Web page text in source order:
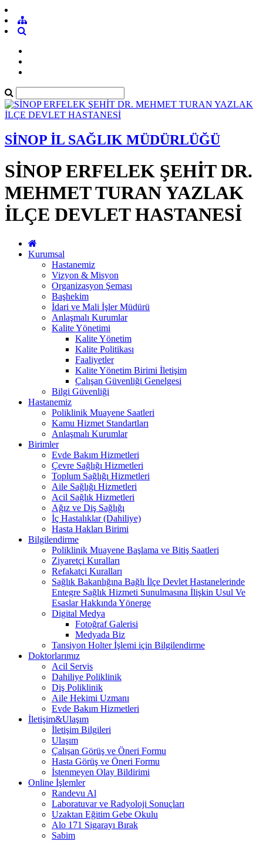
SİNOP İL SAĞLIK MÜDÜRLÜĞÜ
SİNOP ERFELEK ŞEHİT DR.
MEHMET TURAN YAZLAK
İLÇE DEVLET HASTANESİ
Kurumsal
Hastanemiz
Vizyon & Misyon
Organizasyon Şeması
Başhekim
İdari ve Mali İşler Müdürü
Anlaşmalı Kurumlar
Kalite Yönetimi
Kalite Yönetim
Kalite Politikası
Faaliyetler
Kalite Yönetim Birimi İletişim
Çalışan Güvenliği Genelgesi
Bilgi Güvenliği
Hastanemiz
Poliklinik Muayene Saatleri
Kamu Hizmet Standartları
Anlaşmalı Kurumlar
Birimler
Evde Bakım Hizmetleri
Çevre Sağlığı Hizmetleri
Toplum Sağlığı Hizmetleri
Aile Sağlığı Hizmetleri
Acil Sağlık Hizmetleri
Ağız ve Diş Sağlığı
İç Hastalıklar (Dahiliye)
Hasta Hakları Birimi
Bilgilendirme
Poliklinik Muayene Başlama ve Bitiş Saatleri
Ziyaretçi Kuralları
Refakatçi Kuralları
Sağlık Bakanlığına Bağlı İlçe Devlet Hastanelerinde
Entegre Sağlık Hizmeti Sunulmasına İlişkin Usul Ve
Esaslar Hakkında Yönerge
Digital Medya
Fotoğraf Galerisi
Medyada Biz
Tansiyon Holter İşlemi için Bilgilendirme
Doktorlarımız
Acil Servis
Dahiliye Poliklinik
Diş Poliklinik
Aile Hekimi Uzmanı
Evde Bakım Hizmetleri
İletişim&Ulaşım
İletişim Bilgileri
Ulaşım
Çalışan Görüş ve Öneri Formu
Hasta Görüş ve Öneri Formu
İstenmeyen Olay Bildirimi
Online İşlemler
Randevu Al
Laboratuvar ve Radyoloji Sonuçları
Uzaktan Eğitim Gebe Okulu
Alo 171 Sigarayı Bırak
Sabim